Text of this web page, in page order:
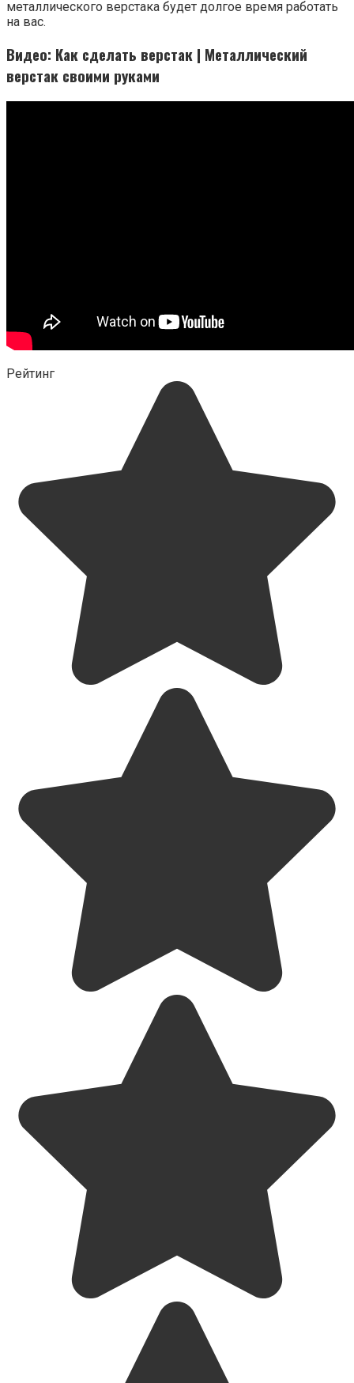
металлического верстака будет долгое время работать
на вас.
Видео: Как сделать верстак | Металлический
верстак своими руками
Рейтинг